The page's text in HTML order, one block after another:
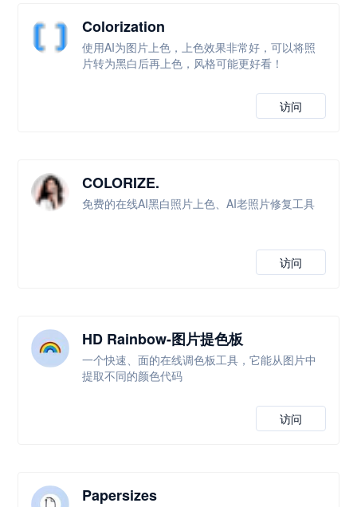
Colorization
使用AI为图片上色，上色效果非常好，可以将照
片转为黑白后再上色，风格可能更好看！
访问
COLORIZE.
免费的在线AI黑白照片上色、AI老照片修复工具
访问
HD Rainbow-图片提色板
一个快速、面的在线调色板工具，它能从图片中
提取不同的颜色代码
访问
Papersizes